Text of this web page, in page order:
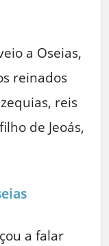
a Oseias,
reinados
reis
de Jeoás,
a falar